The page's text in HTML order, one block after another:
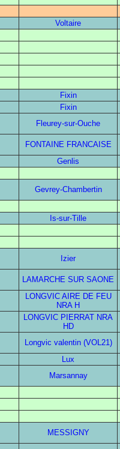
Voltaire
Fixin
Fixin
Fleurey-sur-Ouche
FONTAINE FRANCAISE
Genlis
Gevrey-Chambertin
Is-sur-Tille
Izier
LAMARCHE SUR SAONE
LONGVIC AIRE DE FEU
NRA H
LONGVIC PIERRAT NRA
HD
Longvic valentin (VOL21)
Lux
Marsannay
MESSIGNY